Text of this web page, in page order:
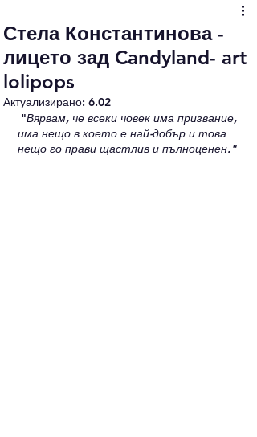
Стела Константинова -
лицето зад Candyland- art
lolipops
Актуализирано: 6.02
"Вярвам, че всеки човек има призвание,
има нещо в което е най-добър и това
нещо го прави щастлив и пълноценен."